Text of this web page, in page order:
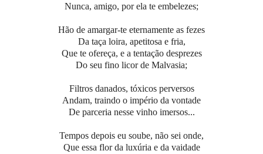
Nunca, amigo, por ela te embelezes;
Hão de amargar-te eternamente as fezes
Da taça loira, apetitosa e fria,
Que te ofereça, e a tentação desprezes
Do seu fino licor de Malvasia;
Filtros danados, tóxicos perversos
Andam, traindo o império da vontade
De parceria nesse vinho imersos...
Tempos depois eu soube, não sei onde,
Que essa flor da luxúria e da vaidade